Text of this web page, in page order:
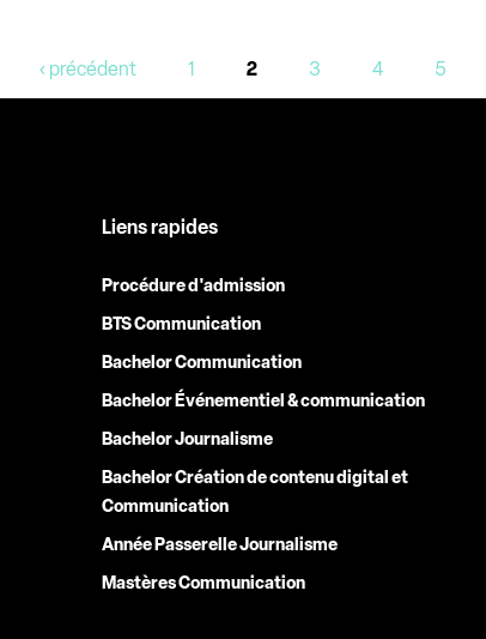
‹ précédent 1 2 3 4 5
Liens rapides
Procédure d'admission
BTS Communication
Bachelor Communication
Bachelor Événementiel & communication
Bachelor Journalisme
Bachelor Création de contenu digital et
Communication
Année Passerelle Journalisme
Mastères Communication